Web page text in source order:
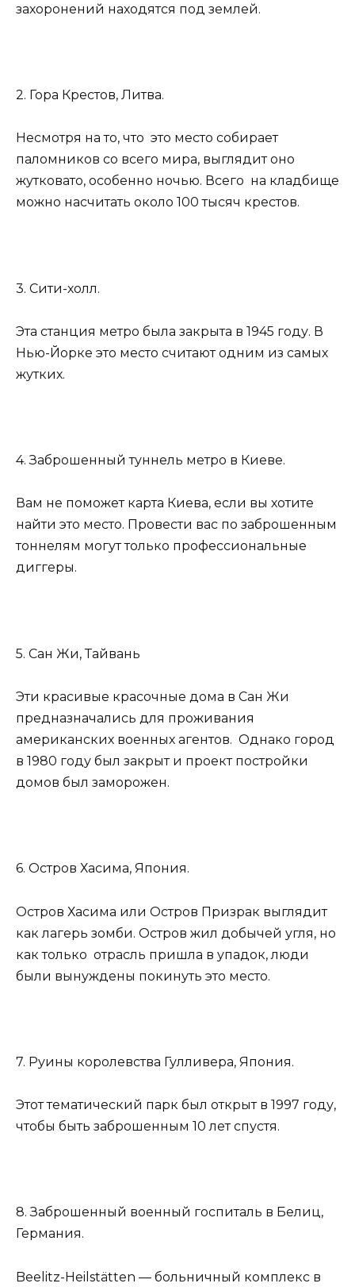
захоронений находятся под землей.
2. Гора Крестов, Литва.
Несмотря на то, что это место собирает
паломников со всего мира, выглядит оно
жутковато, особенно ночью. Всего на кладбище
можно насчитать около 100 тысяч крестов.
3. Сити-холл.
Эта станция метро была закрыта в 1945 году. В
Нью-Йорке это место считают одним из самых
жутких.
4. Заброшенный туннель метро в Киеве.
Вам не поможет карта Киева, если вы хотите
найти это место. Провести вас по заброшенным
тоннелям могут только профессиональные
диггеры.
5. Сан Жи, Тайвань
Эти красивые красочные дома в Сан Жи
предназначались для проживания
американских военных агентов. Однако город
в 1980 году был закрыт и проект постройки
домов был заморожен.
6. Остров Хасима, Япония.
Остров Хасима или Остров Призрак выглядит
как лагерь зомби. Остров жил добычей угля, но
как только отрасль пришла в упадок, люди
были вынуждены покинуть это место.
7. Руины королевства Гулливера, Япония.
Этот тематический парк был открыт в 1997 году,
чтобы быть заброшенным 10 лет спустя.
8. Заброшенный военный госпиталь в Белиц,
Германия.
Beelitz-Heilstätten — больничный комплекс в